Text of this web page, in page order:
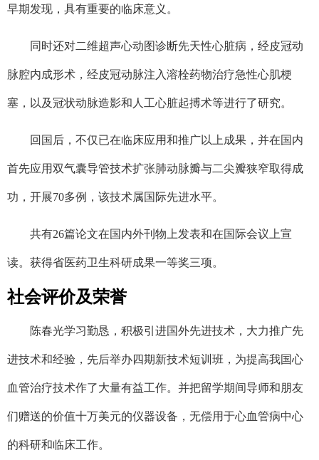
早期发现，具有重要的临床意义。
同时还对二维超声心动图诊断先天性心脏病，经皮冠动
脉腔内成形术，经皮冠动脉注入溶栓药物治疗急性心肌梗
塞，以及冠状动脉造影和人工心脏起搏术等进行了研究。
回国后，不仅已在临床应用和推广以上成果，并在国内
首先应用双气囊导管技术扩张肺动脉瓣与二尖瓣狭窄取得成
功，开展70多例，该技术属国际先进水平。
共有26篇论文在国内外刊物上发表和在国际会议上宣
读。获得省医药卫生科研成果一等奖三项。
社会评价及荣誉
陈春光学习勤恳，积极引进国外先进技术，大力推广先
进技术和经验，先后举办四期新技术短训班，为提高我国心
血管治疗技术作了大量有益工作。并把留学期间导师和朋友
们赠送的价值十万美元的仪器设备，无偿用于心血管病中心
的科研和临床工作。